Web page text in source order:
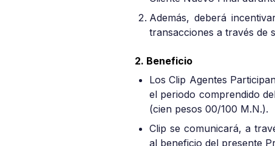
Además, deberá
transacciones a través de
2. Beneficio
Los Clip Agentes
el periodo comprendido
(cien pesos 00/100 M.N.).
Clip se comunicará, a
al beneficio del presente